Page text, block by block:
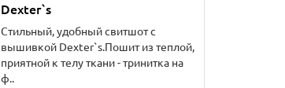
Dexter`s
Стильный, удобный свитшот с
вышивкой Dexter`s.Пошит из теплой,
приятной к телу ткани - тринитка на
ф..